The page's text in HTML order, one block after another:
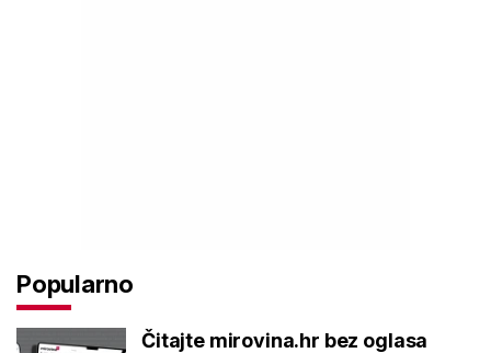
Popularno
Čitajte mirovina.hr bez oglasa